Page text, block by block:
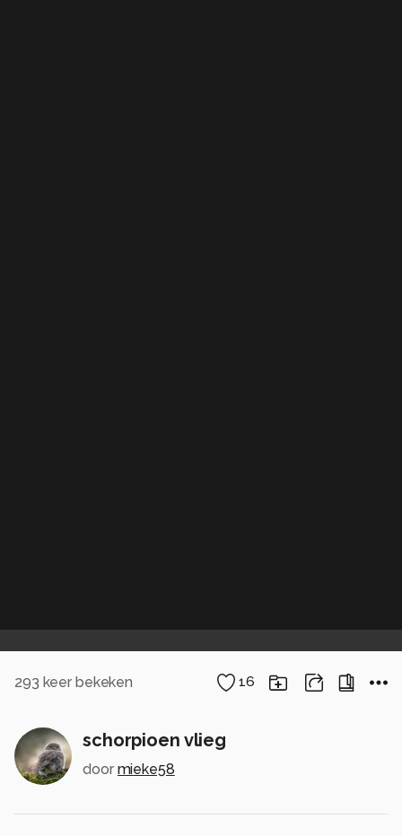
293 keer bekeken 16
schorpioen vlieg
door mieke58